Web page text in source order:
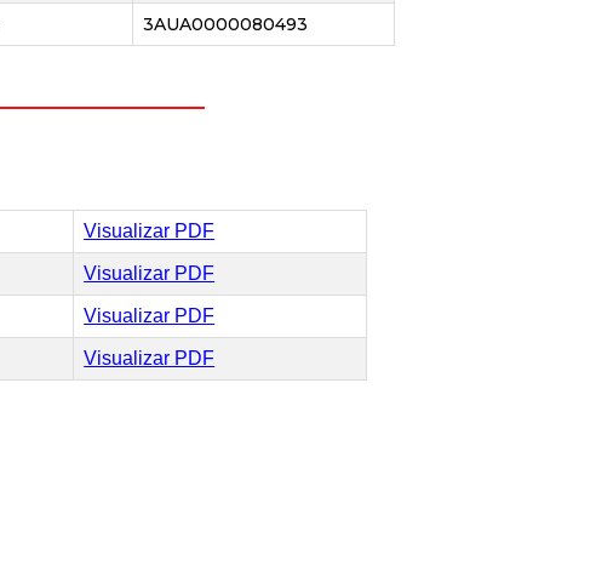
3AUA0000080493
Visualizar PDF
Visualizar PDF
Visualizar PDF
Visualizar PDF